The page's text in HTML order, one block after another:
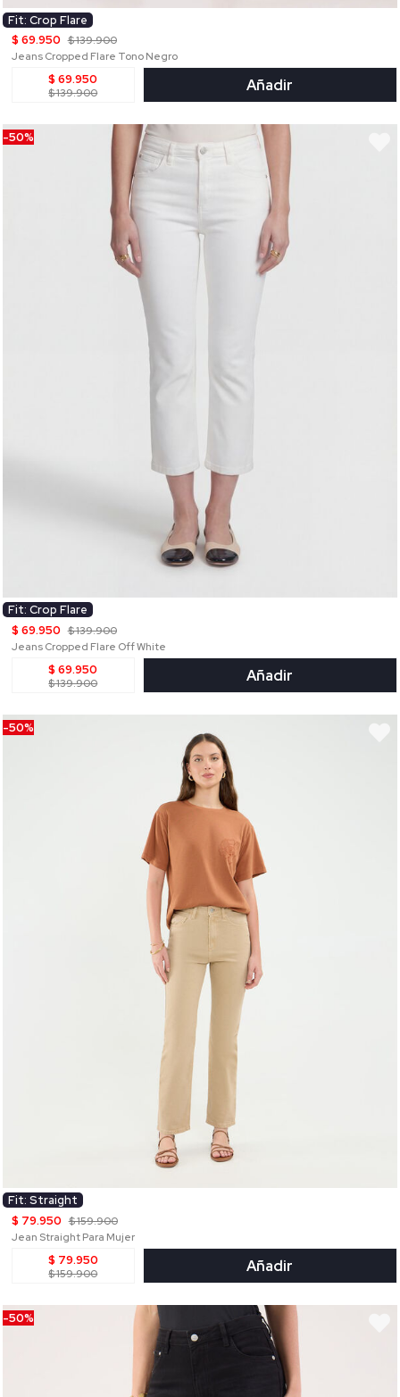
Fit: Crop Flare
$ 69.950 $ 139.900
Jeans Cropped Flare Tono Negro
$ 69.950
$ 139.900 Añadir
-50%
Fit: Crop Flare
$ 69.950 $ 139.900
Jeans Cropped Flare Off White
$ 69.950
$ 139.900 Añadir
-50%
Fit: Straight
$ 79.950 $ 159.900
Jean Straight Para Mujer
$ 79.950
$ 159.900 Añadir
-50%